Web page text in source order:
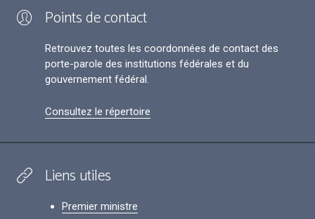
Points de contact
Retrouvez toutes les coordonnées de contact des
porte-parole des institutions fédérales et du
gouvernement fédéral.
Consultez le répertoire
Liens utiles
Premier ministre